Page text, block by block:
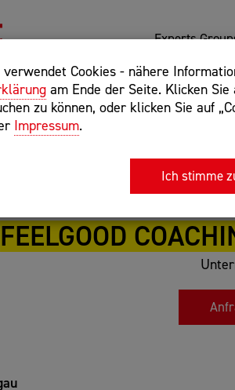
verwendet Cookies - nähere
am Ende der Seite. Klicken
zu können, oder klicken Sie auf
Impressum.
Ich stimme
Experts
Suchparameter: Begriff einschließen:
"internet of things"
FEELGOOD